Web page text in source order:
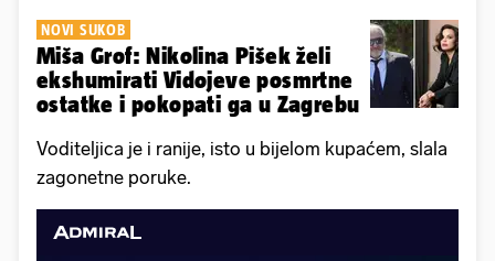
NOVI SUKOB
Miša Grof: Nikolina Pišek želi
ekshumirati Vidojeve posmrtne
ostatke i pokopati ga u Zagrebu
Voditeljica je i ranije, isto u bijelom kupaćem, slala
zagonetne poruke.